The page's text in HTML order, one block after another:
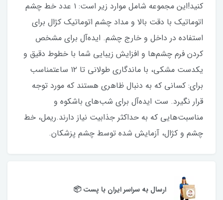
کنید!این مجموعه شامل موارد زیر است: ۱ عدد خط چشم
اتوماتیک با دقت بالا و مداد چشم اتوماتیک کژال برای
استفاده در داخل و خارج چشم. ایده‌آل برای مشخص
کردن فرم چشم‌ها و افزایش زیبایی شما با خطوط دقیق و
یکدست مشکی، با ماندگاری طولانی تا ۱۲ ساعتمناسب
برای: کسانی که به دنبال ظاهری هستند که مورد توجه
قرار نگیرد. ست ایده‌آل برای شب‌های باشکوه و
مناسبت‌هایی که به حداکثر جذابیت نیاز دارند.ریمل، خط
چشم و کژال، آزمایش شده توسط چشم پزشکان.
ارسال به سراسر ایران با پست 📦